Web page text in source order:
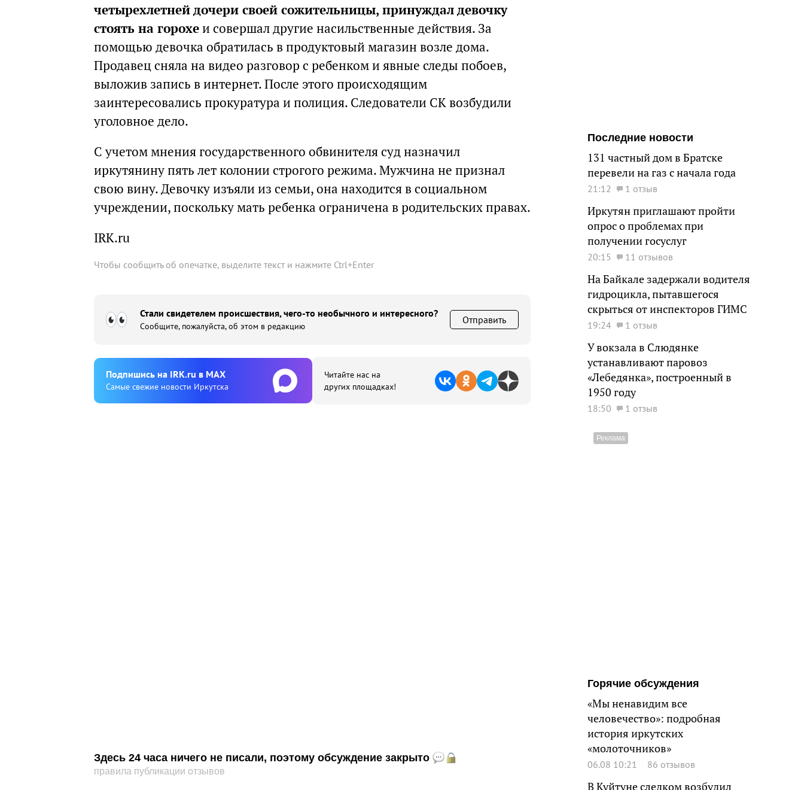
четырехлетней дочери своей сожительницы, принуждал девочку
стоять на горохеи совершал другие насильственные действия. За
помощью девочка обратилась в продуктовый магазин возле дома.
Продавец сняла на видео разговор с ребенком и явные следы побоев,
выложив запись в интернет. После этого происходящим
заинтересовались прокуратура и полиция. Следователи СК возбудили
уголовное дело.
С учетом мнения государственного обвинителя суд назначил
иркутянину пять лет колонии строгого режима. Мужчина не признал
свою вину. Девочку изъяли из семьи, она находится в социальном
учреждении, поскольку мать ребенка ограничена в родительских правах.
IRK.ru
Чтобы сообщить об опечатке, выделите текст и нажмите Ctrl+Enter
Стали свидетелем происшествия, чего-то необычного и интересного?
Сообщите, пожалуйста, об этом в редакцию
Отправить
Подпишиcь на IRK.ru в MAX
Cамые свежие новости Иркутска
Читайте нас на
других площадках!
Здесь 24 часа ничего не писали, поэтому обсуждение закрыто
правила публикации отзывов
Последние новости
131 частный дом в Братске
перевели на газ с начала года
21:12 1 отзыв
Иркутян приглашают пройти
опрос о проблемах при
получении госуслуг
20:15 11 отзывов
На Байкале задержали водителя
гидроцикла, пытавшегося
скрыться от инспекторов ГИМС
19:24 1 отзыв
У вокзала в Слюдянке
устанавливают паровоз
«Лебедянка», построенный в
1950 году
18:50 1 отзыв
Горячие обсуждения
«Мы ненавидим все
человечество»: подробная
история иркутских
«молоточников»
06.08 10:21 86 отзывов
В Куйтуне следком возбудил